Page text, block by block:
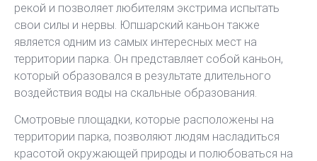
рекой и позволяет любителям экстрима испытать
свои силы и нервы. Юпшарский каньон также
является одним из самых интересных мест на
территории парка. Он представляет собой каньон,
который образовался в результате длительного
воздействия воды на скальные образования.
Смотровые площадки, которые расположены на
территории парка, позволяют людям насладиться
красотой окружающей природы и полюбоваться на